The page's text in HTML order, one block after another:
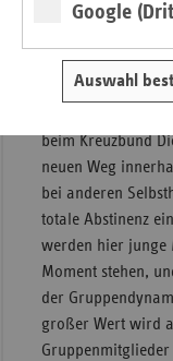
Google
Auswahl
die mit Kindern
Platz zwei mit
beim Kreuzbund
neuen Weg
bei anderen
totale Abstinenz
werden hier junge
Moment stehen,
der
großer Wert wird